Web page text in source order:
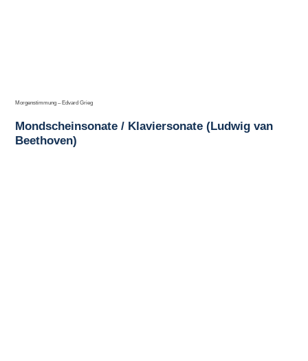
Morgenstimmung – Edvard Grieg
Mondscheinsonate / Klaviersonate (Ludwig van
Beethoven)